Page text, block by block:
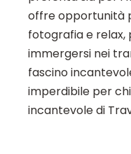
offre opportunità
fotografia e
immergersi nei
fascino
imperdibile per
incantevole di